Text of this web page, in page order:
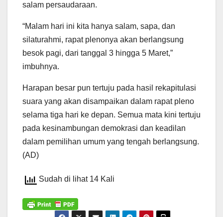
salam persaudaraan.
“Malam hari ini kita hanya salam, sapa, dan
silaturahmi, rapat plenonya akan berlangsung
besok pagi, dari tanggal 3 hingga 5 Maret,”
imbuhnya.
Harapan besar pun tertuju pada hasil rekapitulasi
suara yang akan disampaikan dalam rapat pleno
selama tiga hari ke depan. Semua mata kini tertuju
pada kesinambungan demokrasi dan keadilan
dalam pemilihan umum yang tengah berlangsung.
(AD)
Sudah di lihat 14 Kali